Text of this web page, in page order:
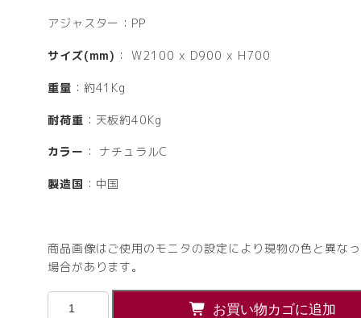
アジャスター：PP
サイズ(mm) ： W2100 x D900 x H700
重量 ：約41Kg
耐荷重 ：天板約40Kg
カラー ： ナチュラルC
製造国 ：中国
商品画像はご使用のモニタの設定により現物の色と異な
場合があります。
【法
お買い物カゴに追加